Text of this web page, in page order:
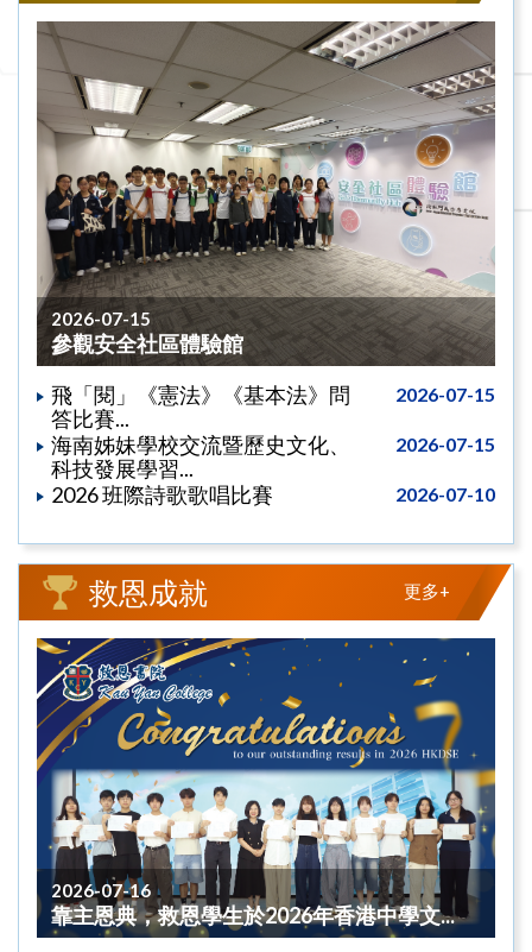
2026-07-15
參觀安全社區體驗館
2026-07-15
飛「閱」《憲法》《基本法》問
答比賽...
2026-07-15
海南姊妹學校交流暨歷史文化、
科技發展學習...
2026-07-10
2026 班際詩歌歌唱比賽
救恩成就
2026-07-16
靠主恩典，救恩學生於2026年香港中學文...
更多+